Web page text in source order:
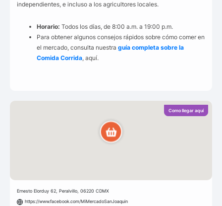
independientes, e incluso a los agricultores locales.
Horario: Todos los días, de 8:00 a.m. a 19:00 p.m.
Para obtener algunos consejos rápidos sobre cómo comer en
el mercado, consulta nuestra guía completa sobre la
Comida Corrida, aquí.
Como llegar aquí
Ernesto Elorduy 62, Peralvillo, 06220 CDMX
https://www.facebook.com/MiMercadoSanJoaquin